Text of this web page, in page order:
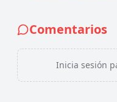
Comentarios
Inicia sesión